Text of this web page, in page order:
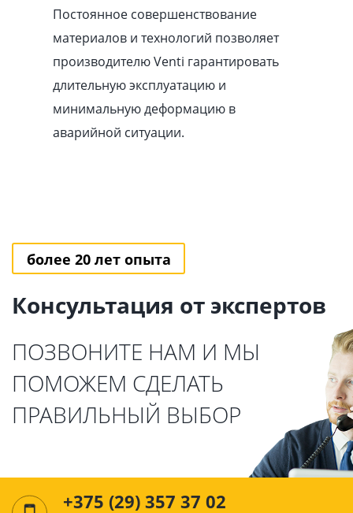
Постоянное совершенствование
материалов и технологий позволяет
производителю Venti гарантировать
длительную эксплуатацию и
минимальную деформацию в
аварийной ситуации.
более 20 лет опыта
Консультация от экспертов
ПОЗВОНИТЕ НАМ И МЫ
ПОМОЖЕМ СДЕЛАТЬ
ПРАВИЛЬНЫЙ ВЫБОР
+375 (29) 357 37 02